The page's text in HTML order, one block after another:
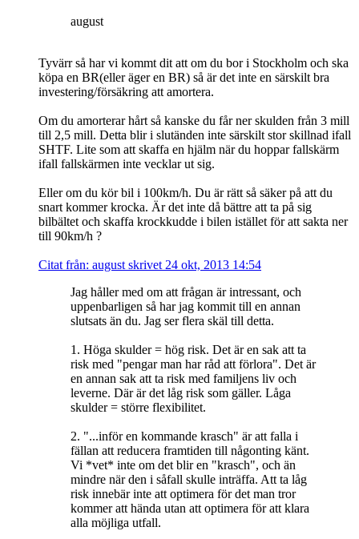
august
Tyvärr så har vi kommt dit att om du bor i Stockholm och ska
köpa en BR(eller äger en BR) så är det inte en särskilt bra
investering/försäkring att amortera.
Om du amorterar hårt så kanske du får ner skulden från 3 mill
till 2,5 mill. Detta blir i slutänden inte särskilt stor skillnad ifall
SHTF. Lite som att skaffa en hjälm när du hoppar fallskärm
ifall fallskärmen inte vecklar ut sig.
Eller om du kör bil i 100km/h. Du är rätt så säker på att du
snart kommer krocka. Är det inte då bättre att ta på sig
bilbältet och skaffa krockkudde i bilen istället för att sakta ner
till 90km/h ?
Citat från: august skrivet 24 okt, 2013 14:54
Jag håller med om att frågan är intressant, och
uppenbarligen så har jag kommit till en annan
slutsats än du. Jag ser flera skäl till detta.
1. Höga skulder = hög risk. Det är en sak att ta
risk med "pengar man har råd att förlora". Det är
en annan sak att ta risk med familjens liv och
leverne. Där är det låg risk som gäller. Låga
skulder = större flexibilitet.
2. "...inför en kommande krasch" är att falla i
fällan att reducera framtiden till någonting känt.
Vi *vet* inte om det blir en "krasch", och än
mindre när den i såfall skulle inträffa. Att ta låg
risk innebär inte att optimera för det man tror
kommer att hända utan att optimera för att klara
alla möjliga utfall.